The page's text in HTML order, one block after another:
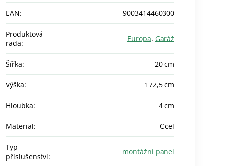
EAN: 9003414460300
Produktová
řada:
Europa, Garáž
Šířka: 20 cm
Výška: 172,5 cm
Hloubka: 4 cm
Materiál: Ocel
Typ
příslušenství:
montážní panel